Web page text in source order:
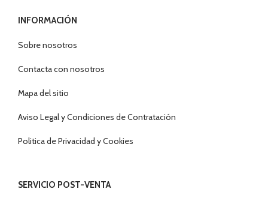
INFORMACIÓN
Sobre nosotros
Contacta con nosotros
Mapa del sitio
Aviso Legal y Condiciones de Contratación
Politica de Privacidad y Cookies
SERVICIO POST-VENTA